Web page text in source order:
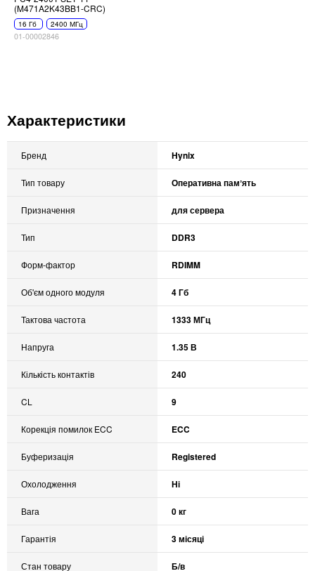
(M471A2K43BB1-CRC)
16 Гб 2400 МГц
01-00002846
Характеристики
Бренд Hynix
Тип товару Оперативна памʼять
Призначення для сервера
Тип DDR3
Форм-фактор RDIMM
Об'єм одного модуля 4 Гб
Тактова частота 1333 МГц
Напруга 1.35 В
Кількість контактів 240
CL 9
Корекція помилок ECC ECC
Буферизація Registered
Охолодження Ні
Вага 0 кг
Гарантія 3 місяці
Стан товару Б/в